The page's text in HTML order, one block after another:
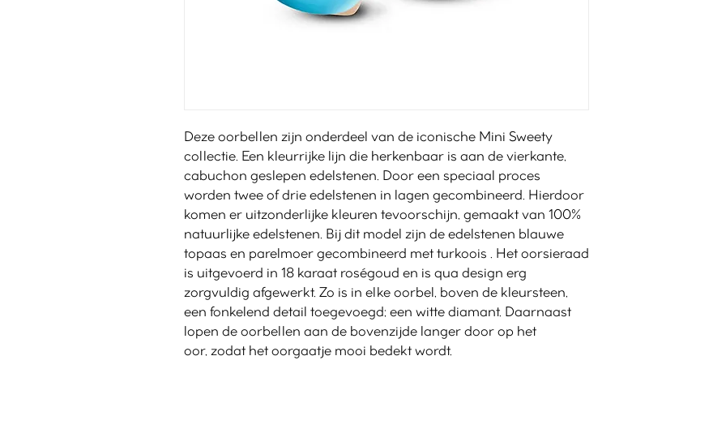
Deze oorbellen zijn onderdeel van de iconische Mini Sweety
collectie. Een kleurrijke lijn die herkenbaar is aan de vierkante,
cabuchon geslepen edelstenen. Door een speciaal proces
worden twee of drie edelstenen in lagen gecombineerd. Hierdoor
komen er uitzonderlijke kleuren tevoorschijn, gemaakt van 100%
natuurlijke edelstenen. Bij dit model zijn de edelstenen blauwe
topaas en parelmoer gecombineerd met turkoois . Het oorsieraad
is uitgevoerd in 18 karaat roségoud en is qua design erg
zorgvuldig afgewerkt. Zo is in elke oorbel, boven de kleursteen,
een fonkelend detail toegevoegd; een witte diamant. Daarnaast
lopen de oorbellen aan de bovenzijde langer door op het
oor, zodat het oorgaatje mooi bedekt wordt.